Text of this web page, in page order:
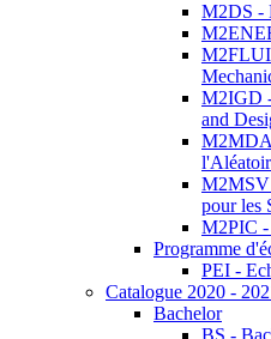
M2DS -
M2IGD
and
M2MDA
M2MSV
pour les
M2PIC -
Programme
PEI -
Catalogue 2020 -
Bachelor
BS -